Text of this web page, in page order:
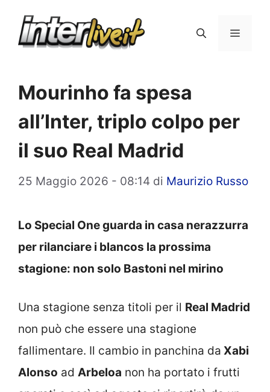
Menu
Mourinho fa spesa
all’Inter, triplo colpo per
il suo Real Madrid
25 Maggio 2026 - 08:14 di Maurizio Russo
Lo Special One guarda in casa nerazzurra
per rilanciare i blancos la prossima
stagione: non solo Bastoni nel mirino
Una stagione senza titoli per il Real Madrid
non può che essere una stagione
fallimentare. Il cambio in panchina da Xabi
Alonso ad Arbeloa non ha portato i frutti